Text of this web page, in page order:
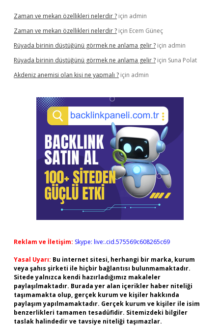
Zaman ve mekan özellikleri nelerdir ? için admin
Zaman ve mekan özellikleri nelerdir ? için Ecem Güneç
Rüyada birinin düştüğünü görmek ne anlama gelir ? için admin
Rüyada birinin düştüğünü görmek ne anlama gelir ? için Suna Polat
Akdeniz anemisi olan kişi ne yapmalı ? için admin
Reklam ve İletişim: Skype: live:.cid.575569c608265c69
Yasal Uyarı: Bu internet sitesi, herhangi bir marka, kurum
veya şahıs şirketi ile hiçbir bağlantısı bulunmamaktadır.
Sitede yalnızca kendi hazırladığımız makaleler
paylaşılmaktadır. Burada yer alan içerikler haber niteliği
taşımamakta olup, gerçek kurum ve kişiler hakkında
paylaşım yapılmamaktadır. Gerçek kurum ve kişiler ile isim
benzerlikleri tamamen tesadüfidir. Sitemizdeki bilgiler
taslak halindedir ve tavsiye niteliği taşımazlar.